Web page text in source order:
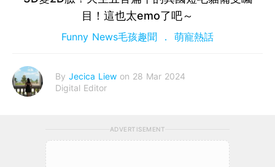
目！這也太emo了吧～
Funny News毛孩趣聞 萌寵熱話
By Jecica Liew on 28 Mar 2024
Digital Editor
ADVERTISEMENT